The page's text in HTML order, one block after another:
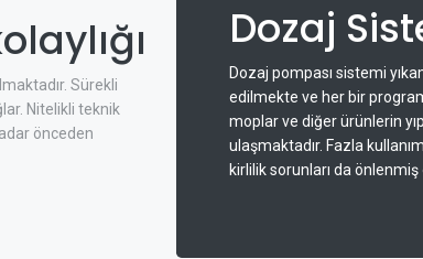
Sürekli
Nitelikli teknik
önceden
Dozaj
Dozaj pompası sistemi
edilmekte ve her bir
moplar ve diğer ürünlerin
ulaşmaktadır. Fazla
kirlilik sorunları da önlenmiş